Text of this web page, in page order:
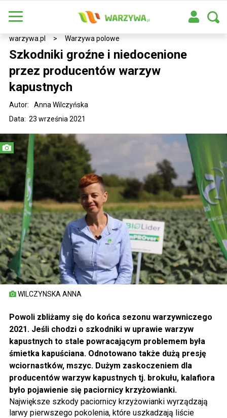
warzywa.pl > Warzywa polowe
WILCZYNSKA ANNA
Szkodniki groźne i niedocenione
przez producentów warzyw
kapustnych
Data: 23 września 2021
Autor: Anna Wilczyńska
Powoli zbliżamy się do końca sezonu warzywniczego
2021. Jeśli chodzi o szkodniki w uprawie warzyw
kapustnych to stale powracającym problemem była
śmietka kapuściana. Odnotowano także dużą presję
wciornastków, mszyc. Dużym zaskoczeniem dla
producentów warzyw kapustnych tj. brokułu, kalafiora
było pojawienie się paciornicy krzyżowianki.
Największe szkody paciornicy krzyżowianki wyrządzają
larwy pierwszego pokolenia, które uszkadzają liście